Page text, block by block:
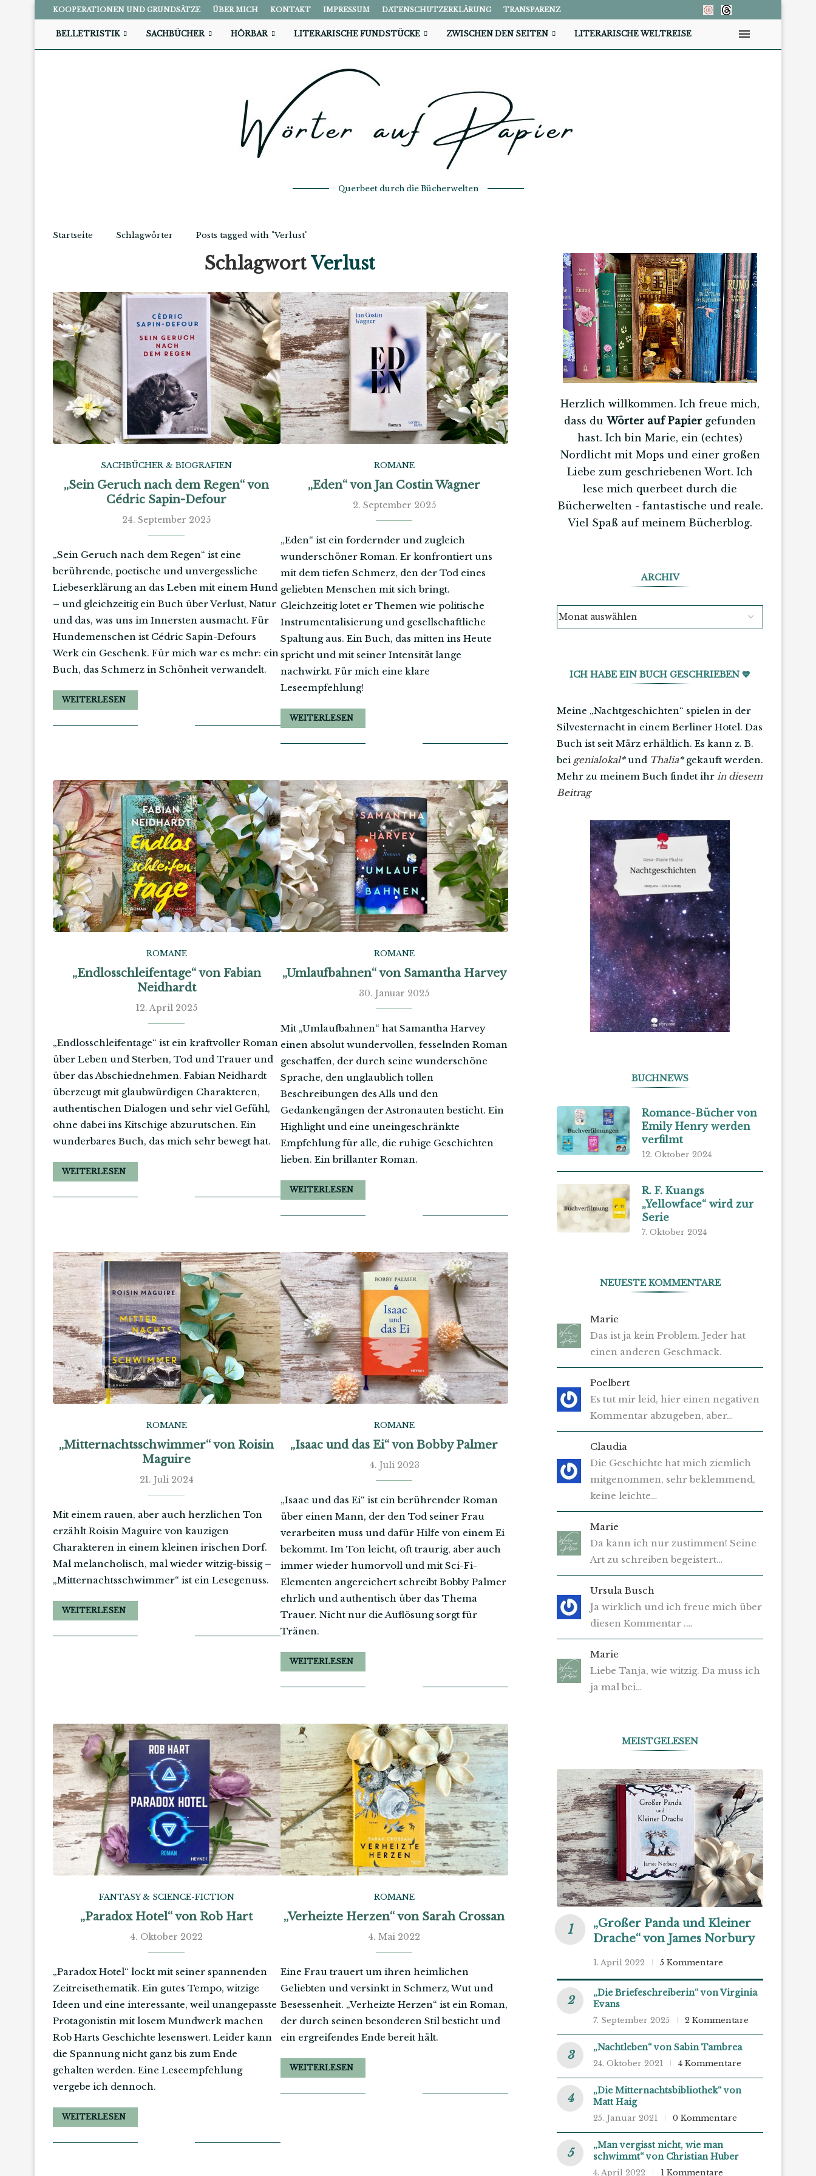
KOOPERATIONEN UND GRUNDSÄTZE ÜBER MICH KONTAKT IMPRESSUM DATENSCHUTZERKLÄRUNG TRANSPARENZ
BELLETRISTIK SACHBÜCHER HÖRBAR LITERARISCHE FUNDSTÜCKE ZWISCHEN DEN SEITEN LITERARISCHE WELTREISE
Querbeet durch die Bücherwelten
Startseite Schlagwörter Posts tagged with "Verlust"
SchlagwortVerlust
SACHBÜCHER & BIOGRAFIEN
„Sein Geruch nach dem Regen“ von
Cédric Sapin-Defour
24. September 2025
„Sein Geruch nach dem Regen“ ist eine
berührende, poetische und unvergessliche
Liebeserklärung an das Leben mit einem Hund
– und gleichzeitig ein Buch über Verlust, Natur
und das, was uns im Innersten ausmacht. Für
Hundemenschen ist Cédric Sapin-Defours
Werk ein Geschenk. Für mich war es mehr: ein
Buch, das Schmerz in Schönheit verwandelt.
WEITERLESEN
ROMANE
„Eden“ von Jan Costin Wagner
2. September 2025
„Eden“ ist ein fordernder und zugleich
wunderschöner Roman. Er konfrontiert uns
mit dem tiefen Schmerz, den der Tod eines
geliebten Menschen mit sich bringt.
Gleichzeitig lotet er Themen wie politische
Instrumentalisierung und gesellschaftliche
Spaltung aus. Ein Buch, das mitten ins Heute
spricht und mit seiner Intensität lange
nachwirkt. Für mich eine klare
Leseempfehlung!
WEITERLESEN
ROMANE
„Endlosschleifentage“ von Fabian
Neidhardt
12. April 2025
„Endlosschleifentage“ ist ein kraftvoller Roman
über Leben und Sterben, Tod und Trauer und
über das Abschiednehmen. Fabian Neidhardt
überzeugt mit glaubwürdigen Charakteren,
authentischen Dialogen und sehr viel Gefühl,
ohne dabei ins Kitschige abzurutschen. Ein
wunderbares Buch, das mich sehr bewegt hat.
WEITERLESEN
ROMANE
„Umlaufbahnen“ von Samantha Harvey
30. Januar 2025
Mit „Umlaufbahnen“ hat Samantha Harvey
einen absolut wundervollen, fesselnden Roman
geschaffen, der durch seine wunderschöne
Sprache, den unglaublich tollen
Beschreibungen des Alls und den
Gedankengängen der Astronauten besticht. Ein
Highlight und eine uneingeschränkte
Empfehlung für alle, die ruhige Geschichten
lieben. Ein brillanter Roman.
WEITERLESEN
ROMANE
„Mitternachtsschwimmer“ von Roisin
Maguire
21. Juli 2024
Mit einem rauen, aber auch herzlichen Ton
erzählt Roisin Maguire von kauzigen
Charakteren in einem kleinen irischen Dorf.
Mal melancholisch, mal wieder witzig-bissig –
„Mitternachtsschwimmer“ ist ein Lesegenuss.
WEITERLESEN
ROMANE
„Isaac und das Ei“ von Bobby Palmer
4. Juli 2023
„Isaac und das Ei“ ist ein berührender Roman
über einen Mann, der den Tod seiner Frau
verarbeiten muss und dafür Hilfe von einem Ei
bekommt. Im Ton leicht, oft traurig, aber auch
immer wieder humorvoll und mit Sci-Fi-
Elementen angereichert schreibt Bobby Palmer
ehrlich und authentisch über das Thema
Trauer. Nicht nur die Auflösung sorgt für
Tränen.
WEITERLESEN
FANTASY & SCIENCE-FICTION
„Paradox Hotel“ von Rob Hart
4. Oktober 2022
„Paradox Hotel“ lockt mit seiner spannenden
Zeitreisethematik. Ein gutes Tempo, witzige
Ideen und eine interessante, weil unangepasste
Protagonistin mit losem Mundwerk machen
Rob Harts Geschichte lesenswert. Leider kann
die Spannung nicht ganz bis zum Ende
gehalten werden. Eine Leseempfehlung
vergebe ich dennoch.
WEITERLESEN
ROMANE
„Verheizte Herzen“ von Sarah Crossan
4. Mai 2022
Eine Frau trauert um ihren heimlichen
Geliebten und versinkt in Schmerz, Wut und
Besessenheit. „Verheizte Herzen“ ist ein Roman,
der durch seinen besonderen Stil besticht und
ein ergreifendes Ende bereit hält.
WEITERLESEN
Herzlich willkommen. Ich freue mich,
dass du Wörter auf Papiergefunden
hast. Ich bin Marie, ein (echtes)
Nordlicht mit Mops und einer großen
Liebe zum geschriebenen Wort. Ich
lese mich querbeet durch die
Bücherwelten - fantastische und reale.
Viel Spaß auf meinem Bücherblog.
ARCHIV
ICH HABE EIN BUCH GESCHRIEBEN 💙
Meine „Nachtgeschichten“ spielen in der
Silvesternacht in einem Berliner Hotel. Das
Buch ist seit März erhältlich. Es kann z. B.
bei genialokal*und Thalia*gekauft werden.
Mehr zu meinem Buch findet ihr in diesem
Beitrag
BUCHNEWS
Romance-Bücher von
Emily Henry werden
verfilmt
12. Oktober 2024
R. F. Kuangs
„Yellowface“ wird zur
Serie
7. Oktober 2024
NEUESTE KOMMENTARE
Marie
Das ist ja kein Problem. Jeder hat
einen anderen Geschmack.
Poelbert
Es tut mir leid, hier einen negativen
Kommentar abzugeben, aber…
Claudia
Die Geschichte hat mich ziemlich
mitgenommen, sehr beklemmend,
keine leichte…
Marie
Da kann ich nur zustimmen! Seine
Art zu schreiben begeistert…
Ursula Busch
Ja wirklich und ich freue mich über
diesen Kommentar .…
Marie
Liebe Tanja, wie witzig. Da muss ich
ja mal bei…
MEISTGELESEN
„Großer Panda und Kleiner
Drache“ von James Norbury
1. April 2022 5 Kommentare
„Die Briefeschreiberin“ von Virginia
Evans
7. September 2025 2 Kommentare
„Nachtleben“ von Sabin Tambrea
24. Oktober 2021 4 Kommentare
„Die Mitternachtsbibliothek“ von
Matt Haig
25. Januar 2021 0 Kommentare
„Man vergisst nicht, wie man
schwimmt“ von Christian Huber
4. April 2022 1 Kommentare